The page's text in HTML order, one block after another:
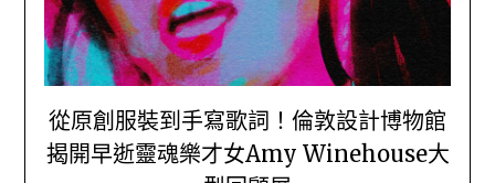
從原創服裝到手寫歌詞！倫敦設計博物館
揭開早逝靈魂樂才女Amy Winehouse大